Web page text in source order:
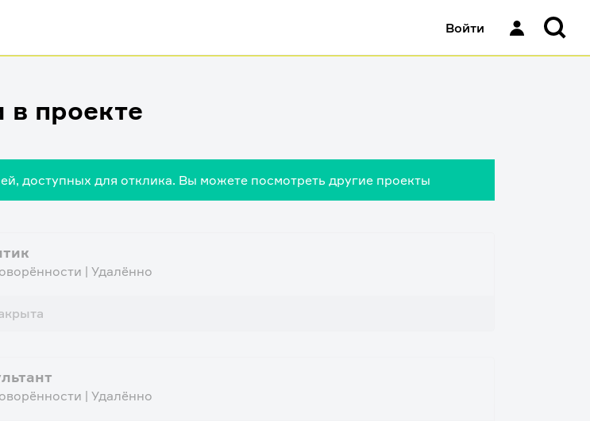
Войти
в проекте
доступных для отклика. Вы можете посмотреть другие проекты
| Удалённо
| Удалённо